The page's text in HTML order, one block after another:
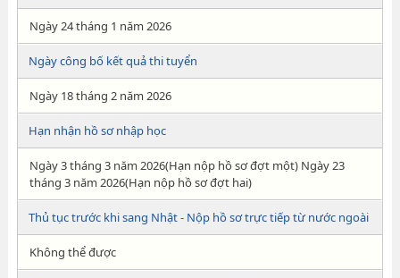
Ngày 24 tháng 1 năm 2026
Ngày công bố kết quả thi tuyển
Ngày 18 tháng 2 năm 2026
Hạn nhận hồ sơ nhập học
Ngày 3 tháng 3 năm 2026(Hạn nộp hồ sơ đợt một) Ngày 23
tháng 3 năm 2026(Hạn nộp hồ sơ đợt hai)
Thủ tục trước khi sang Nhật - Nộp hồ sơ trực tiếp từ nước ngoài
Không thể được